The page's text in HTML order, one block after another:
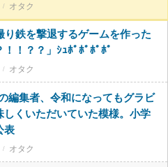
オタク
り鉄を撃退するゲームを作った
！？？」ｼｭﾎﾟﾎﾟﾎﾟﾎﾟ
オタク
編集者、令和になってもグラビ
くいただいていた模様。小学
表
オタク